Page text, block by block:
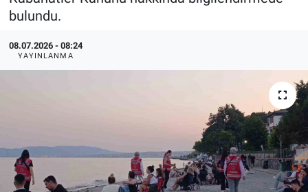
bulundu.
08.07.2026 - 08:24
YAYINLANMA